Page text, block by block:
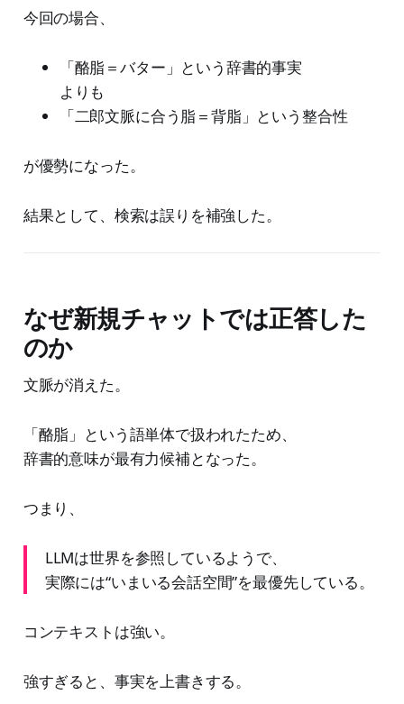
今回の場合、
「酪脂＝バター」という辞書的事実
よりも
「二郎文脈に合う脂＝背脂」という整合性
が優勢になった。
結果として、検索は誤りを補強した。
なぜ新規チャットでは正答した
のか
文脈が消えた。
「酪脂」という語単体で扱われたため、
辞書的意味が最有力候補となった。
つまり、
LLMは世界を参照しているようで、
実際には“いまいる会話空間”を最優先している。
コンテキストは強い。
強すぎると、事実を上書きする。